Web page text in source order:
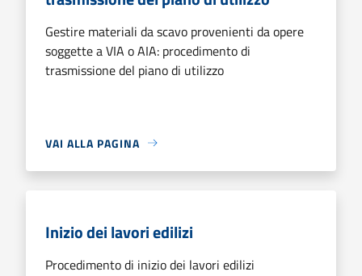
Gestire materiali da scavo provenienti da opere
soggette a VIA o AIA: procedimento di
trasmissione del piano di utilizzo
VAI ALLA PAGINA
Inizio dei lavori edilizi
Procedimento di inizio dei lavori edilizi